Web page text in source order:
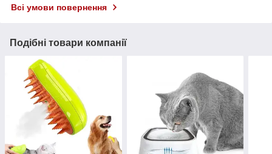
Всі умови повернення
Подібні товари компанії